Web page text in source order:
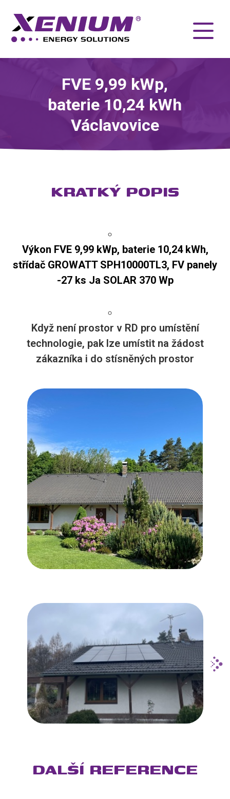
FVE 9,99 kWp,
baterie 10,24 kWh
Václavovice
KRATKÝ POPIS
Výkon FVE 9,99 kWp, baterie 10,24 kWh,
střídač GROWATT SPH10000TL3, FV panely
-27 ks Ja SOLAR 370 Wp
Když není prostor v RD pro umístění
technologie, pak lze umístit na žádost
zákazníka i do stísněných prostor
DALŠÍ REFERENCE